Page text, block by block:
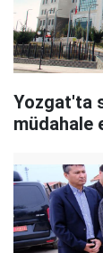
Yozgat'ta
müdahale